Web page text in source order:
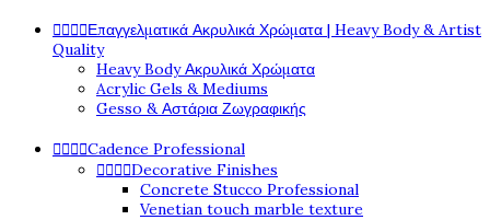
Επαγγελματικά Ακρυλικά Χρώματα | Heavy Body & Artist
Quality
Heavy Body Ακρυλικά Χρώματα
Acrylic Gels & Mediums
Gesso & Αστάρια Ζωγραφικής
Cadence Professional
Decorative Finishes
Concrete Stucco Professional
Venetian touch marble texture